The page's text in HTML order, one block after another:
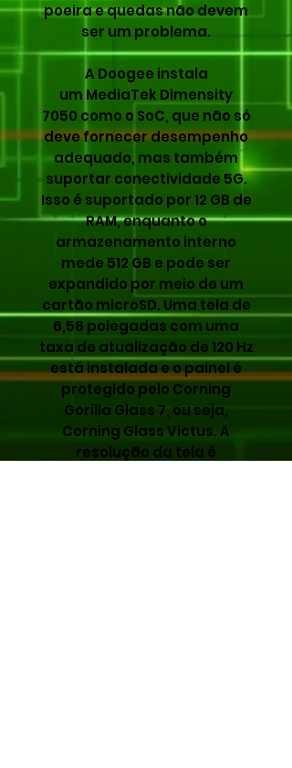
poeira e quedas não devem
ser um problema.
A Doogee instala
um MediaTek Dimensity
7050 como o SoC, que não só
deve fornecer desempenho
adequado, mas também
suportar conectividade 5G.
Isso é suportado por 12 GB de
RAM, enquanto o
armazenamento interno
mede 512 GB e pode ser
expandido por meio de um
cartão microSD. Uma tela de
6,58 polegadas com uma
taxa de atualização de 120 Hz
está instalada e o painel é
protegido pelo Corning
Gorilla Glass 7, ou seja,
Corning Glass Victus. A
resolução da tela é